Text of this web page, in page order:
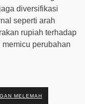
diversifikasi
seperti arah
rupiah terhadap
perubahan
MELEMAH